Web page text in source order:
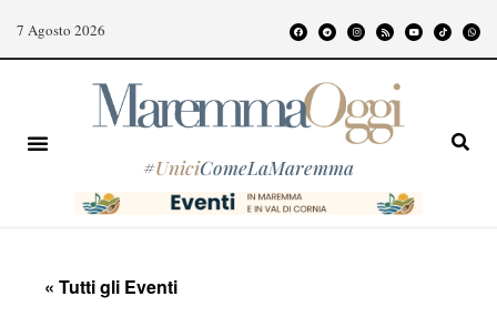
7 Agosto 2026
#UniciComeLaMaremma
« Tutti gli Eventi